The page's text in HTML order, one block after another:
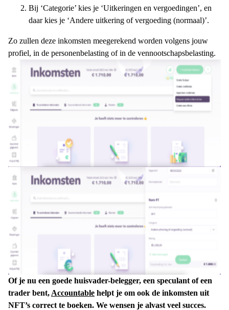
Bij ‘Categorie’ kies je ‘Uitkeringen en vergoedingen’, en
daar kies je ‘Andere uitkering of vergoeding (normaal)’.
Zo zullen deze inkomsten meegerekend worden volgens jouw
profiel, in de personenbelasting of in de vennootschapsbelasting.
Of je nu een goede huisvader-belegger, een speculant of een
trader bent, Accountable helpt je om ook de inkomsten uit
NFT’s correct te boeken. We wensen je alvast veel succes.